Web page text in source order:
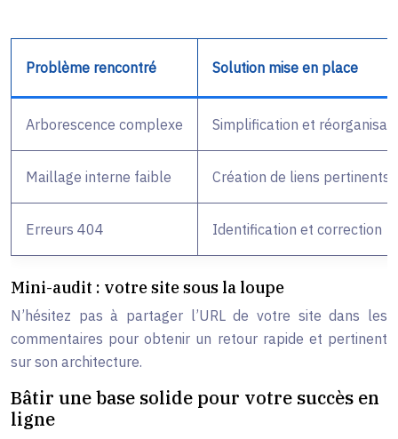
Problème rencontré Solution mise en place
Arborescence complexe Simplification et
Maillage interne faible Création de liens pertinents
Erreurs 404 Identification et correction
Mini-audit : votre site sous la loupe
N’hésitez pas à partager l’URL de votre site dans les
commentaires pour obtenir un retour rapide et pertinent
sur son architecture.
Bâtir une base solide pour votre succès en
ligne